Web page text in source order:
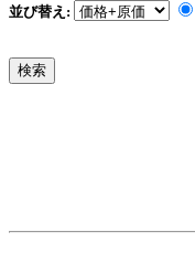
並び替え: